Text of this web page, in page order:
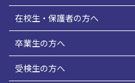
在校生・保護者の方へ
卒業生の方へ
受検生の方へ